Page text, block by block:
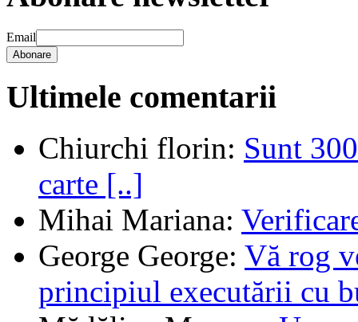
Email
Abonare
Ultimele comentarii
Chiurchi florin: Sunt
carte [..]
Mihai Mariana:
George George: Vă rog
principiul executării cu